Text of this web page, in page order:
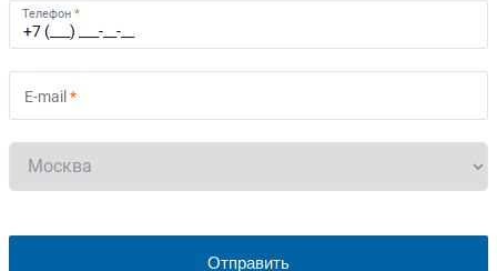
Телефон *
E-mail *